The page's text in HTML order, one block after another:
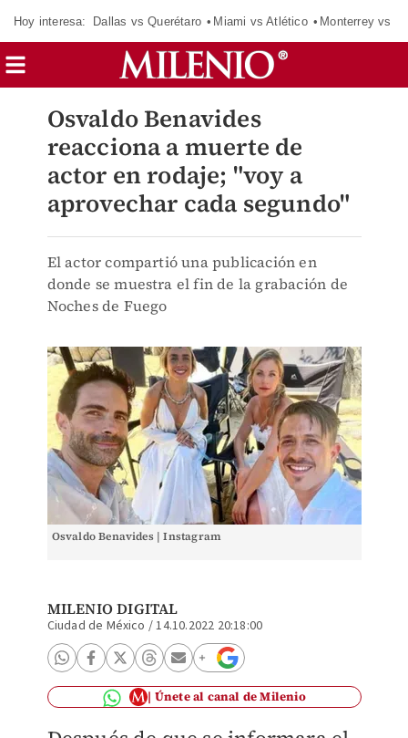
Hoy interesa: Dallas vs Querétaro Miami vs Atlético Monterrey vs
Osvaldo Benavides
reacciona a muerte de
actor en rodaje; "voy a
aprovechar cada segundo"
El actor compartió una publicación en
donde se muestra el fin de la grabación de
Noches de Fuego
Osvaldo Benavides | Instagram
MILENIO DIGITAL
Ciudad de México /14.10.2022 20:18:00
Únete al canal de Milenio